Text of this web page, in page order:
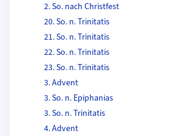
2. So. nach Christfest
20. So. n. Trinitatis
21. So. n. Trinitatis
22. So. n. Trinitatis
23. So. n. Trinitatis
3. Advent
3. So. n. Epiphanias
3. So. n. Trinitatis
4. Advent